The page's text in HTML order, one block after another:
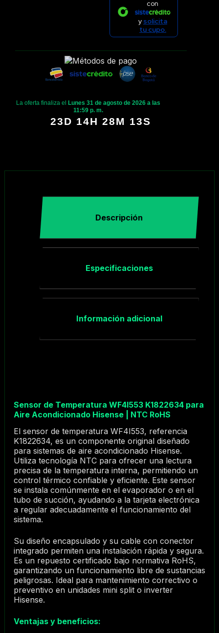
con
y solicita
tu cupo.
La oferta finaliza el
Lunes 31 de agosto de 2026 a las
11:59 p. m.
23D 14H 28M 12S
Descripción
Especificaciones
Información adicional
Sensor de Temperatura WF4I553 K1822634 para
Aire Acondicionado Hisense | NTC RoHS
El sensor de temperatura WF4I553, referencia
K1822634, es un componente original diseñado
para sistemas de aire acondicionado Hisense.
Utiliza tecnología NTC para ofrecer una lectura
precisa de la temperatura interna, permitiendo un
control térmico confiable y eficiente. Este sensor
se instala comúnmente en el evaporador o en el
tubo de succión, ayudando a la tarjeta electrónica
a regular adecuadamente el funcionamiento del
sistema.
Su diseño encapsulado y su cable con conector
integrado permiten una instalación rápida y segura.
Es un repuesto certificado bajo normativa RoHS,
garantizando un funcionamiento libre de sustancias
peligrosas. Ideal para mantenimiento correctivo o
preventivo en unidades mini split o inverter
Hisense.
Ventajas y beneficios: